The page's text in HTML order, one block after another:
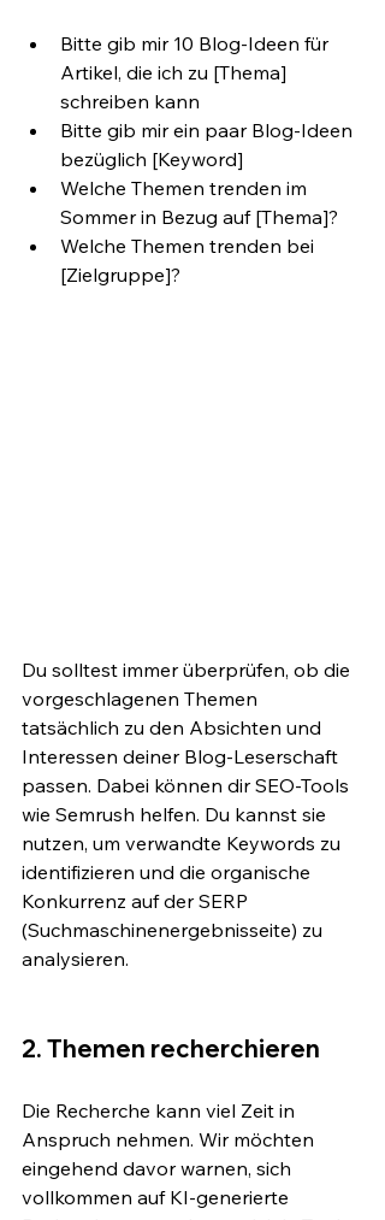
Bitte gib mir 10 Blog-Ideen für
Artikel, die ich zu [Thema]
schreiben kann
Bitte gib mir ein paar Blog-Ideen
bezüglich [Keyword]
Welche Themen trenden im
Sommer in Bezug auf [Thema]?
Welche Themen trenden bei
[Zielgruppe]?
Du solltest immer überprüfen, ob die
vorgeschlagenen Themen
tatsächlich zu den Absichten und
Interessen deiner Blog-Leserschaft
passen. Dabei können dir SEO-Tools
wie Semrush helfen. Du kannst sie
nutzen, um verwandte Keywords zu
identifizieren und die organische
Konkurrenz auf der SERP
(Suchmaschinenergebnisseite) zu
analysieren.
2. Themen recherchieren
Die Recherche kann viel Zeit in
Anspruch nehmen. Wir möchten
eingehend davor warnen, sich
vollkommen auf KI-generierte